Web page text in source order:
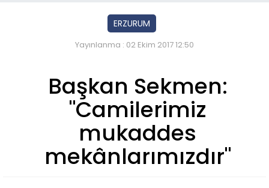
ERZURUM
Yayınlanma : 02 Ekim 2017 12:50
Başkan Sekmen:
"Camilerimiz
mukaddes
mekânlarımızdır"